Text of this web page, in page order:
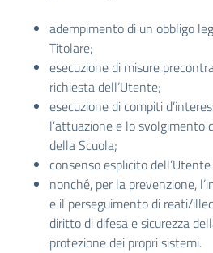
adempimento di un obbligo
Titolare;
esecuzione di misure
richiesta dell’Utente;
esecuzione di compiti
l’attuazione e lo
della Scuola;
consenso esplicito
nonché, per la prevenzione,
e il perseguimento di reati/
diritto di difesa e sicurezza
protezione dei propri sistemi.